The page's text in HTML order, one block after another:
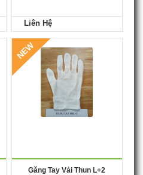
Liên Hệ
NEW
Găng Tay Vải Thun L+2